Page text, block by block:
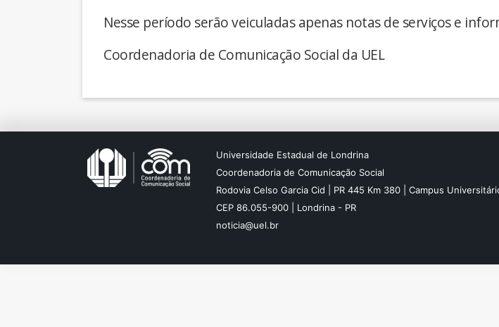
Nesse período serão veiculadas apenas notas de serviços e
Coordenadoria de Comunicação Social da UEL
Universidade Estadual de Londrina
Coordenadoria de Comunicação Social
Rodovia Celso Garcia Cid | PR 445 Km 380 | Campus
CEP 86.055-900 | Londrina - PR
noticia@uel.br